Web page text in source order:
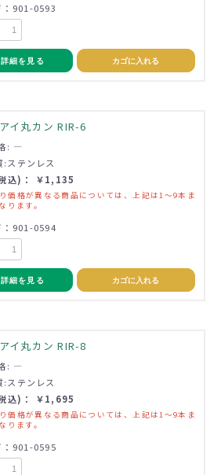
：901-0593
細を見る カゴに入れる
イ丸カン RIR-6
: ―
ステンレス
込)： ￥1,135
価格が異なる商品については、上記は1～9本ま
ります。
：901-0594
細を見る カゴに入れる
イ丸カン RIR-8
: ―
ステンレス
込)： ￥1,695
価格が異なる商品については、上記は1～9本ま
ります。
：901-0595